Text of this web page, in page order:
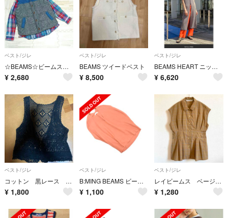
ベスト/ジレ
☆BEAMS☆ビームス・ハイブリッド・ニット＆デニム・ベスト(M〜L)
¥ 2,680
ベスト/ジレ
BEAMS ツイードベスト
¥ 8,500
ベスト/ジレ
BEAMS HEART ニットジレ Tシャツセット
¥ 6,620
ベスト/ジレ
コットン 黒レース ジレ
¥ 1,800
ベスト/ジレ
B:MING BEAMS ビームス Vネック ニット ベスト ピンク ◇■ レディース
¥ 1,100
ベスト/ジレ
レイビームス ベージュのシャツベスト
¥ 1,280